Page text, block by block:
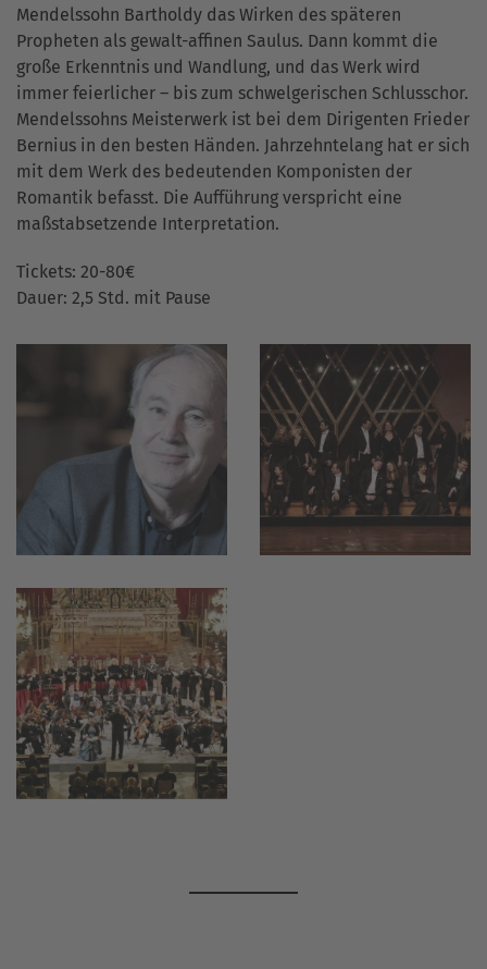
Mendelssohn Bartholdy das Wirken des späteren
Propheten als gewalt-affinen Saulus. Dann kommt die
große Erkenntnis und Wandlung, und das Werk wird
immer feierlicher – bis zum schwelgerischen Schlusschor.
Mendelssohns Meisterwerk ist bei dem Dirigenten Frieder
Bernius in den besten Händen. Jahrzehntelang hat er sich
mit dem Werk des bedeutenden Komponisten der
Romantik befasst. Die Aufführung verspricht eine
maßstabsetzende Interpretation.
Tickets: 20-80€
Dauer: 2,5 Std. mit Pause
vergrößern vergrößern
vergrößern